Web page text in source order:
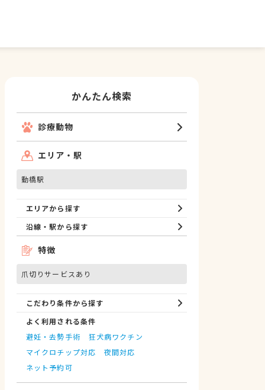
かんたん検索
診療動物
エリア・駅
動橋駅
エリアから探す
沿線・駅から探す
特徴
爪切りサービスあり
こだわり条件から探す
よく利用される条件
避妊・去勢手術
狂犬病ワクチン
マイクロチップ対応
夜間対応
ネット予約可